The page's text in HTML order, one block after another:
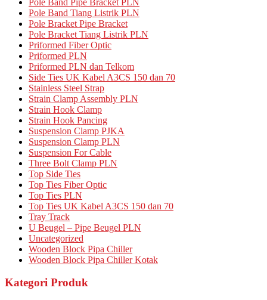
Pole Band Tiang Listrik PLN
Pole Bracket Pipe Bracket
Pole Bracket Tiang Listrik PLN
Priformed Fiber Optic
Priformed PLN
Priformed PLN dan Telkom
Side Ties UK Kabel A3CS 150 dan 70
Stainless Steel Strap
Strain Clamp Assembly PLN
Strain Hook Clamp
Strain Hook Pancing
Suspension Clamp PJKA
Suspension Clamp PLN
Suspension For Cable
Three Bolt Clamp PLN
Top Side Ties
Top Ties Fiber Optic
Top Ties PLN
Top Ties UK Kabel A3CS 150 dan 70
Tray Track
U Beugel – Pipe Beugel PLN
Uncategorized
Wooden Block Pipa Chiller
Wooden Block Pipa Chiller Kotak
Kategori Produk